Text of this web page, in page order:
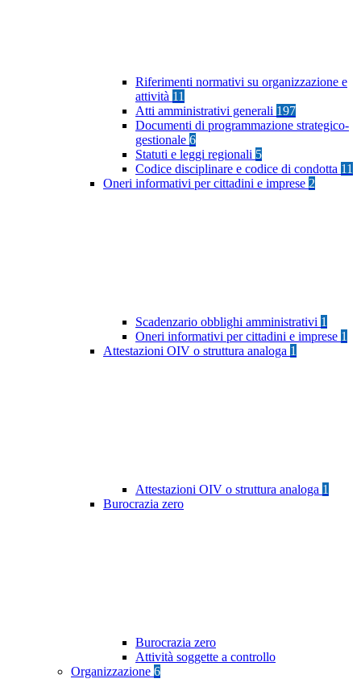
Riferimenti normativi su organizzazione e
attività 11
Atti amministrativi generali 197
Documenti di programmazione strategico-
gestionale 6
Statuti e leggi regionali 5
Codice disciplinare e codice di condotta 11
Oneri informativi per cittadini e imprese 2
Scadenzario obblighi amministrativi 1
Oneri informativi per cittadini e imprese 1
Attestazioni OIV o struttura analoga 1
Attestazioni OIV o struttura analoga 1
Burocrazia zero
Burocrazia zero
Attività soggette a controllo
Organizzazione 6